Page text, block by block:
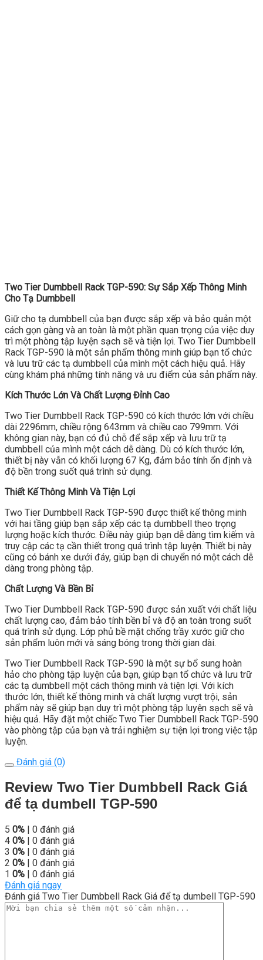
Two Tier Dumbbell Rack TGP-590: Sự Sắp Xếp Thông Minh
Cho Tạ Dumbbell
Giữ cho tạ dumbbell của bạn được sắp xếp và bảo quản một
cách gọn gàng và an toàn là một phần quan trọng của việc duy
trì một phòng tập luyện sạch sẽ và tiện lợi. Two Tier Dumbbell
Rack TGP-590 là một sản phẩm thông minh giúp bạn tổ chức
và lưu trữ các tạ dumbbell của mình một cách hiệu quả. Hãy
cùng khám phá những tính năng và ưu điểm của sản phẩm này.
Kích Thước Lớn Và Chất Lượng Đỉnh Cao
Two Tier Dumbbell Rack TGP-590 có kích thước lớn với chiều
dài 2296mm, chiều rộng 643mm và chiều cao 799mm. Với
không gian này, bạn có đủ chỗ để sắp xếp và lưu trữ tạ
dumbbell của mình một cách dễ dàng. Dù có kích thước lớn,
thiết bị này vẫn có khối lượng 67 Kg, đảm bảo tính ổn định và
độ bền trong suốt quá trình sử dụng.
Thiết Kế Thông Minh Và Tiện Lợi
Two Tier Dumbbell Rack TGP-590 được thiết kế thông minh
với hai tầng giúp bạn sắp xếp các tạ dumbbell theo trọng
lượng hoặc kích thước. Điều này giúp bạn dễ dàng tìm kiếm và
truy cập các tạ cần thiết trong quá trình tập luyện. Thiết bị này
cũng có bánh xe dưới đáy, giúp bạn di chuyển nó một cách dễ
dàng trong phòng tập.
Chất Lượng Và Bền Bỉ
Two Tier Dumbbell Rack TGP-590 được sản xuất với chất liệu
chất lượng cao, đảm bảo tính bền bỉ và độ an toàn trong suốt
quá trình sử dụng. Lớp phủ bề mặt chống trầy xước giữ cho
sản phẩm luôn mới và sáng bóng trong thời gian dài.
Two Tier Dumbbell Rack TGP-590 là một sự bổ sung hoàn
hảo cho phòng tập luyện của bạn, giúp bạn tổ chức và lưu trữ
các tạ dumbbell một cách thông minh và tiện lợi. Với kích
thước lớn, thiết kế thông minh và chất lượng vượt trội, sản
phẩm này sẽ giúp bạn duy trì một phòng tập luyện sạch sẽ và
hiệu quả. Hãy đặt một chiếc Two Tier Dumbbell Rack TGP-590
vào phòng tập của bạn và trải nghiệm sự tiện lợi trong việc tập
luyện.
Đánh giá (0)
Review Two Tier Dumbbell Rack Giá
để tạ dumbell TGP-590
5 0% | 0 đánh giá
4 0% | 0 đánh giá
3 0% | 0 đánh giá
2 0% | 0 đánh giá
1 0% | 0 đánh giá
Đánh giá ngay
Đánh giá Two Tier Dumbbell Rack Giá để tạ dumbell TGP-590